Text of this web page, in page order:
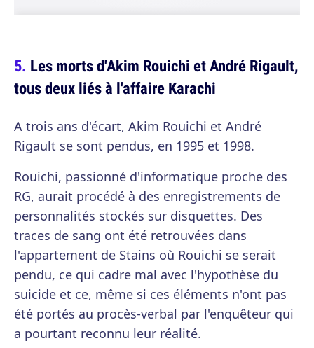
Les morts d'Akim Rouichi et André Rigault,
tous deux liés à l'affaire Karachi
A trois ans d'écart, Akim Rouichi et André
Rigault se sont pendus, en 1995 et 1998.
Rouichi, passionné d'informatique proche des
RG, aurait procédé à des enregistrements de
personnalités stockés sur disquettes. Des
traces de sang ont été retrouvées dans
l'appartement de Stains où Rouichi se serait
pendu, ce qui cadre mal avec l'hypothèse du
suicide et ce, même si ces éléments n'ont pas
été portés au procès-verbal par l'enquêteur qui
a pourtant reconnu leur réalité.